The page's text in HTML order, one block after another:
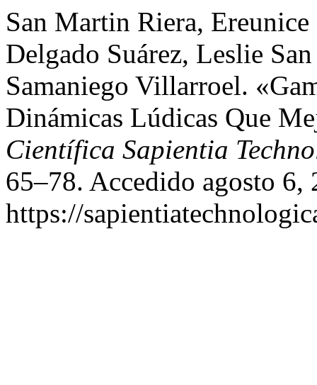
San Martin Riera,
Delgado Suárez, Leslie
Samaniego Villarroel.
Dinámicas Lúdicas Que
Científica Sapientia
65–78. Accedido agosto 6,
https://